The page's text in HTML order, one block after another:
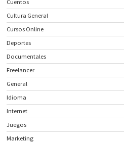
Cuentos
Cultura General
Cursos Online
Deportes
Documentales
Freelancer
General
Idioma
Internet
Juegos
Marketing